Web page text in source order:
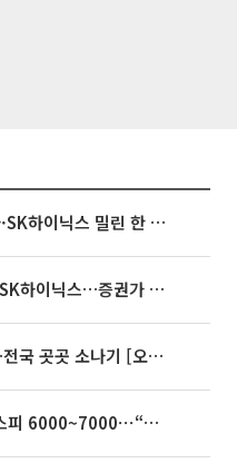
[베스트&워스트] 삼성전자·SK하이닉스 밀린 한 주…상상인증권은 85% 급등
'불안과 기대 사이' 널뛰는 SK하이닉스…증권가 "HBM4·LTA 기반 펀터멘털 견고"
35도 안팎 무더위 이어져…전국 곳곳 소나기 [오늘 날씨]
[주간증시전망] 다음주 코스피 6000~7000⋯“外人 수급은 정책이 변수”